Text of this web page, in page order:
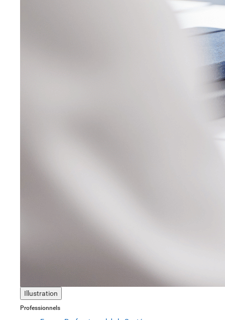
Illustration
Professionnels